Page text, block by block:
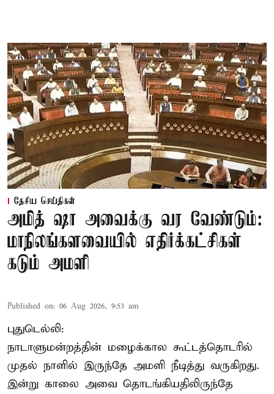
தேசிய செய்திகள்
அமித் ஷா அவைக்கு வர வேண்டும்:
மாநிலங்களவையில் எதிர்க்கட்சிகள்
கடும் அமளி
Published on: 06 Aug 2026, 9:53 am
புதுடெல்லி:
நாடாளுமன்றத்தின் மழைக்கால கூட்டத்தொடரில்
முதல் நாளில் இருந்தே அமளி நீடித்து வருகிறது.
இன்று காலை அவை தொடங்கியதிலிருந்தே